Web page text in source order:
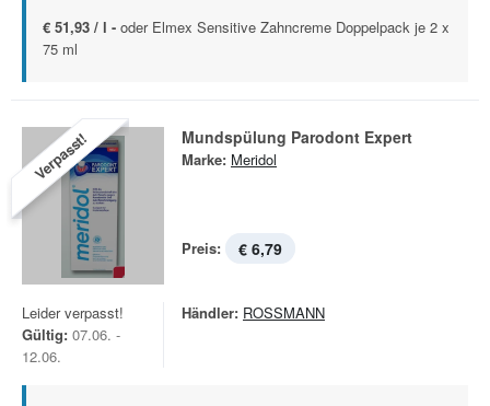
€ 51,93 / l - oder Elmex Sensitive Zahncreme Doppelpack je 2 x
75 ml
Verpasst! Mundspülung Parodont Expert
Marke: Meridol
Preis: € 6,79
Leider verpasst!
Gültig: 07.06. -
12.06.
Händler: ROSSMANN